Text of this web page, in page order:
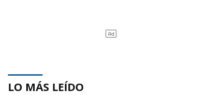
LO MÁS LEÍDO